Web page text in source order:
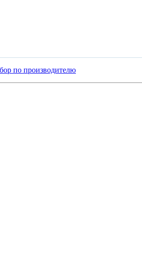
по производителю